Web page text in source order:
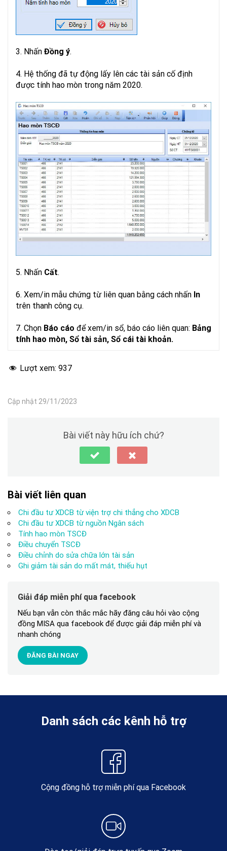
3. Nhấn Đồng ý.
4. Hệ thống đã tự động lấy lên các tài sản cố định
được tính hao mòn trong năm 2020.
5. Nhấn Cất.
6. Xem/in mẫu chứng từ liên quan bằng cách nhấn In
trên thanh công cụ.
7. Chọn Báo cáo để xem/in sổ, báo cáo liên quan: Bảng
tính hao mòn, Sổ tài sản, Sổ cái tài khoản.
Lượt xem: 937
Cập nhật 29/11/2023
Bài viết này hữu ích chứ?
Bài viết liên quan
Chi đầu tư XDCB từ viện trợ chi thẳng cho XDCB
Chi đầu tư XDCB từ nguồn Ngân sách
Tính hao mòn TSCĐ
Điều chuyển TSCĐ
Điều chỉnh do sửa chữa lớn tài sản
Ghi giảm tài sản do mất mát, thiếu hụt
Giải đáp miễn phí qua facebook
Nếu bạn vẫn còn thắc mắc hãy đăng câu hỏi vào cộng
đồng MISA qua facebook để được giải đáp miễn phí và
nhanh chóng
ĐĂNG BÀI NGAY
Danh sách các kênh hỗ trợ
Cộng đồng hỗ trợ miễn phí qua Facebook